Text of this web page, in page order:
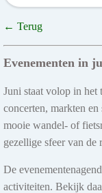
← Terug
Evenementen in
Juni staat volop in het
concerten, markten
mooie wandel- of
gezellige sfeer van de
De
activiteiten. Bekijk